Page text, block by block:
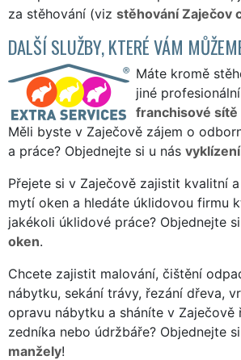
za stěhování (viz stěhování Zaječov
DALŠÍ SLUŽBY, KTERÉ VÁM
Máte kromě
jiné
franchisové sítě
Měli byste v Zaječově zájem o
a práce? Objednejte si u nás vyklízení
Přejete si v Zaječově zajistit kvalitní
mytí oken a hledáte úklidovou firmu
jakékoli úklidové práce? Objednejte
oken.
Chcete zajistit malování, čištění
nábytku, sekání trávy, řezání dřeva,
opravu nábytku a sháníte v Zaječově
zedníka nebo údržbáře? Objednejte
manžely!